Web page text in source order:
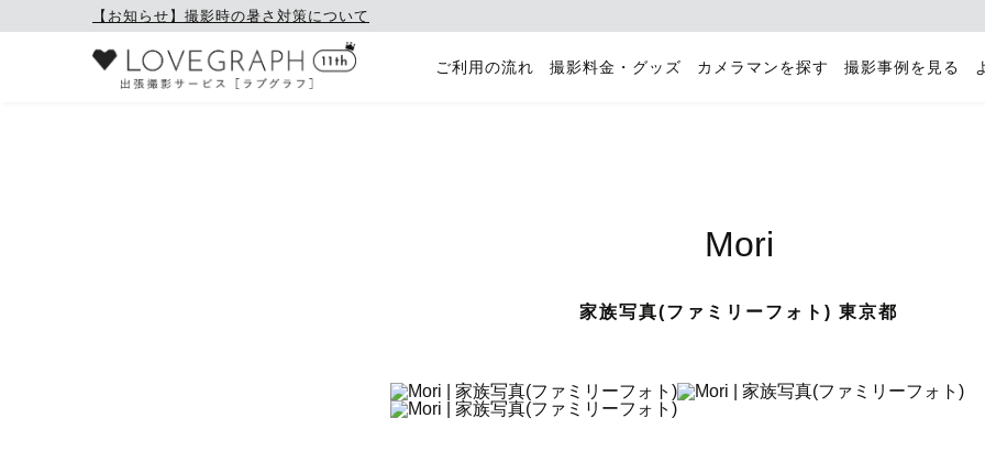
【お知らせ】撮影時の暑さ対策について
ご利用の流れ 撮影料金・グッズ カメラマンを探す 撮影事例を見る
Mori
家族写真(ファミリーフォト) 東京都